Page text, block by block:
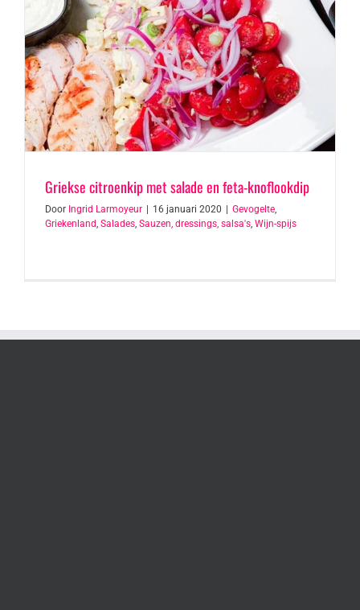
Griekse citroenkip met salade en feta-knoflookdip
Door Ingrid Larmoyeur 16 januari 2020 Gevogelte,
Griekenland, Salades, Sauzen, dressings, salsa's, Wijn-spijs